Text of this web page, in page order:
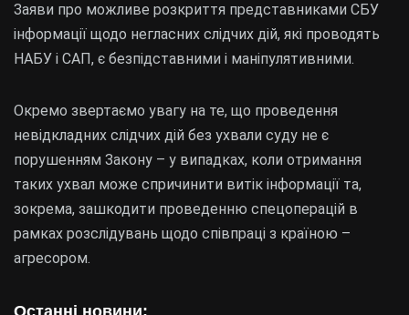
Останні новини:
Заяви про можливе розкриття представниками СБУ
інформації щодо негласних слідчих дій, які проводять
НАБУ і САП, є безпідставними і маніпулятивними.
Окремо звертаємо увагу на те, що проведення
невідкладних слідчих дій без ухвали суду не є
порушенням Закону – у випадках, коли отримання
таких ухвал може спричинити витік інформації та,
зокрема, зашкодити проведенню спецоперацій в
рамках розслідувань щодо співпраці з країною –
агресором.